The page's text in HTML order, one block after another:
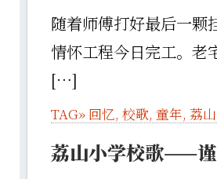
随着师傅打好最后一颗
情怀工程今日完工。老
[…]
TAG» 回忆, 校歌, 童年, 荔
荔山小学校歌——